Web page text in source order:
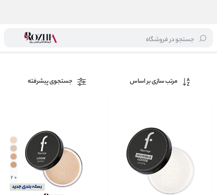
جستجو در فروشگاهخانه/ برند ها/ فلورمار
مرتب سازی بر اساس جستجوی پیشرفته
+ 2